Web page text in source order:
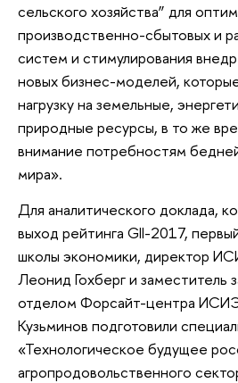
сельского хозяйства” для
производственно-сбытовых и
систем и стимулирования
новых бизнес-моделей,
нагрузку на земельные,
природные ресурсы, в то же
внимание потребностям
мира».
Для аналитического доклада,
выход рейтинга GII-2017,
школы экономики, директор
Леонид Гохберг и заместитель
отделом Форсайт-центра
Кузьминов подготовили
«Технологическое будущее
агропродовольственного